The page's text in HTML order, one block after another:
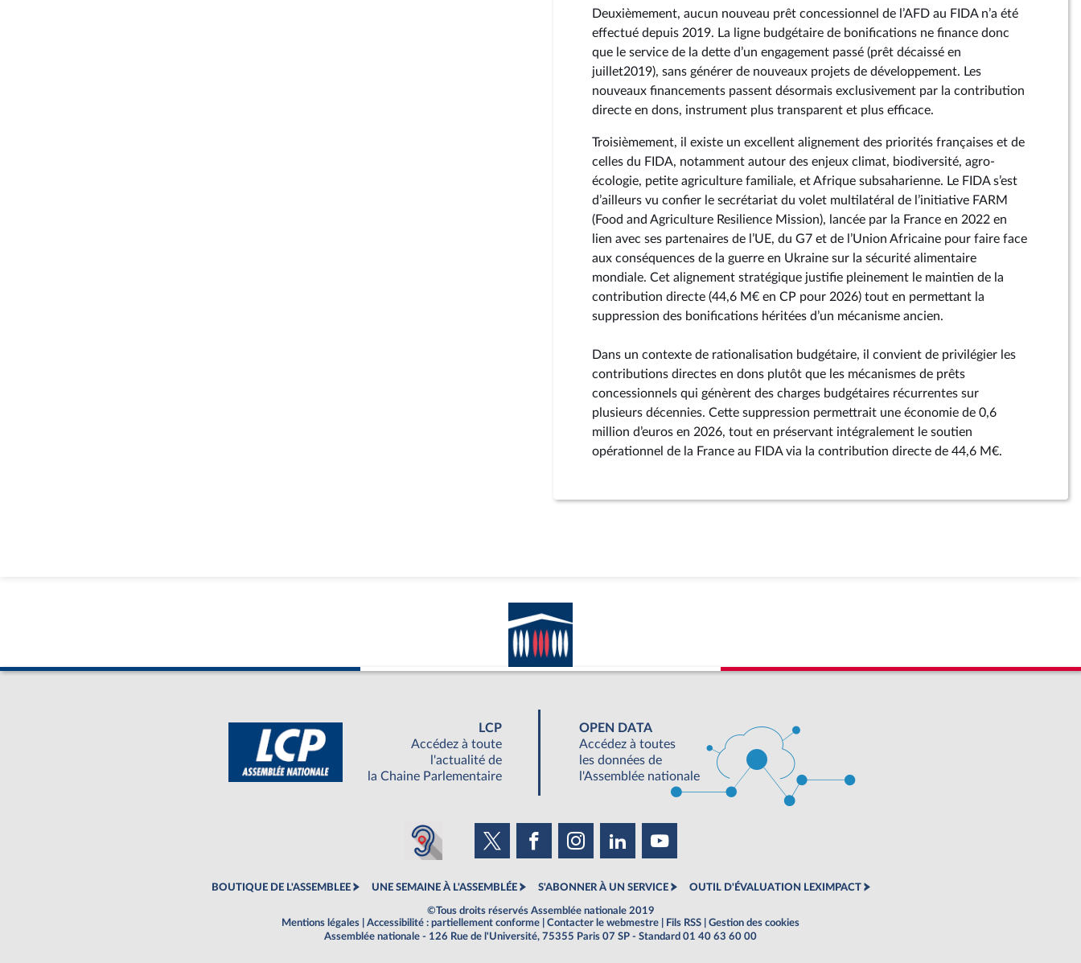
Deuxièmement, aucun nouveau prêt concessionnel de l’AFD au FIDA n’a été
effectué depuis 2019. La ligne budgétaire de bonifications ne finance donc
que le service de la dette d’un engagement passé (prêt décaissé en
juillet2019), sans générer de nouveaux projets de développement. Les
nouveaux financements passent désormais exclusivement par la contribution
directe en dons, instrument plus transparent et plus efficace.
Troisièmement, il existe un excellent alignement des priorités françaises et de
celles du FIDA, notamment autour des enjeux climat, biodiversité, agro-
écologie, petite agriculture familiale, et Afrique subsaharienne. Le FIDA s’est
d’ailleurs vu confier le secrétariat du volet multilatéral de l’initiative FARM
(Food and Agriculture Resilience Mission), lancée par la France en 2022 en
lien avec ses partenaires de l’UE, du G7 et de l’Union Africaine pour faire face
aux conséquences de la guerre en Ukraine sur la sécurité alimentaire
mondiale. Cet alignement stratégique justifie pleinement le maintien de la
contribution directe (44,6 M€ en CP pour 2026) tout en permettant la
suppression des bonifications héritées d’un mécanisme ancien.
Dans un contexte de rationalisation budgétaire, il convient de privilégier les
contributions directes en dons plutôt que les mécanismes de prêts
concessionnels qui génèrent des charges budgétaires récurrentes sur
plusieurs décennies. Cette suppression permettrait une économie de 0,6
million d’euros en 2026, tout en préservant intégralement le soutien
opérationnel de la France au FIDA via la contribution directe de 44,6 M€.
LCP
Accédez à toute
l'actualité de
la Chaine Parlementaire
OPEN DATA
Accédez à toutes
les données de
l'Assemblée nationale
BOUTIQUE DE L'ASSEMBLEE UNE SEMAINE À L'ASSEMBLÉE S'ABONNER À UN SERVICE OUTIL D'ÉVALUATION LEXIMPACT
©Tous droits réservés Assemblée nationale 2019
Mentions légales
Accessibilité : partiellement conforme Contacter le webmestre Fils RSS
Gestion des cookies
Assemblée nationale - 126 Rue de l'Université, 75355 Paris 07 SP - Standard 01 40 63 60 00